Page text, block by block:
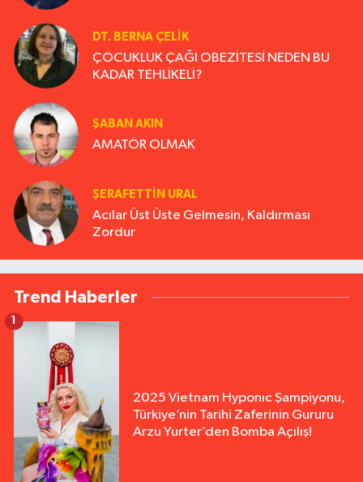
DT. BERNA ÇELIK
ÇOCUKLUK ÇAĞI OBEZİTESİ NEDEN BU
KADAR TEHLİKELİ?
ŞABAN AKIN
AMATÖR OLMAK
ŞERAFETTIN URAL
Acılar Üst Üste Gelmesin, Kaldırması
Zordur
Trend Haberler
2025 Vietnam Hyponıc Şampiyonu,
Türkiye’nin Tarihi Zaferinin Gururu
Arzu Yurter’den Bomba Açılış!
1